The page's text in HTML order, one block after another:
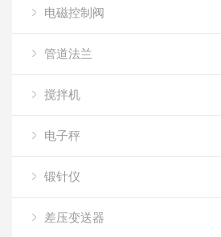
电磁控制阀
管道法兰
搅拌机
电子秤
锻针仪
差压变送器